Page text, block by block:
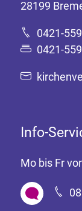
28199
0421-
0421-
Info-
Mo bis Fr